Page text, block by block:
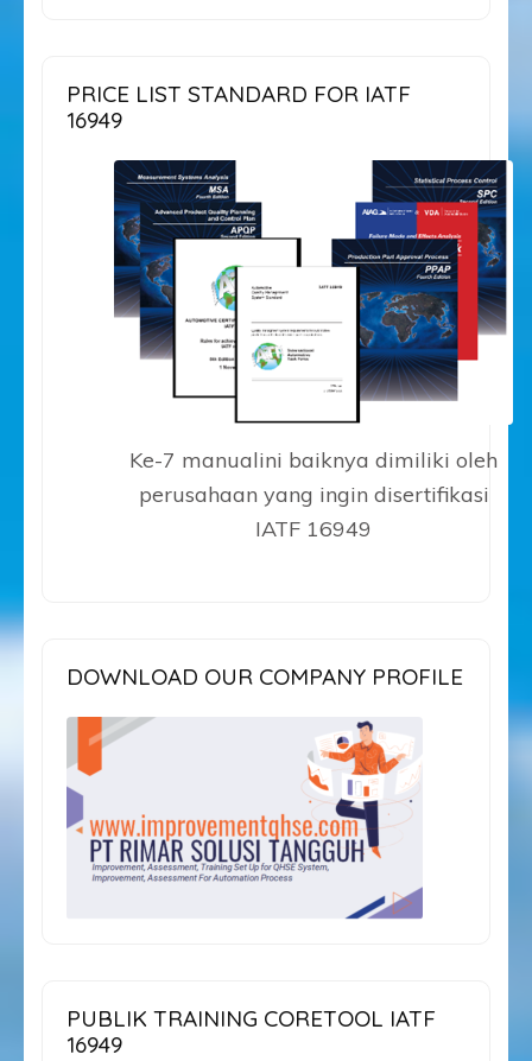
PRICE LIST STANDARD FOR IATF
16949
Ke-7 manualini baiknya dimiliki oleh
perusahaan yang ingin disertifikasi
IATF 16949
DOWNLOAD OUR COMPANY PROFILE
PUBLIK TRAINING CORETOOL IATF
16949